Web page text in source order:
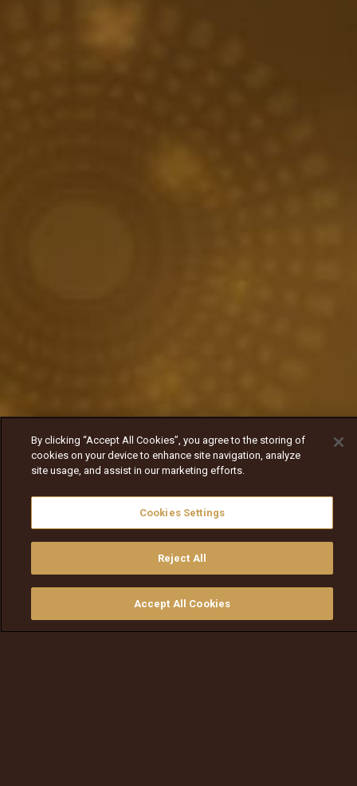
የቲቪ መመሪያ
By clicking “Accept All Cookies”, you agree to the storing of
cookies on your device to enhance site navigation, analyze
site usage, and assist in our marketing efforts.
Cookies Settings
Reject All
Accept All Cookies